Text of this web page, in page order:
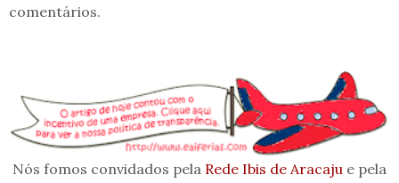
comentários.
Nós fomos convidados pela Rede Ibis de Aracaju e pela